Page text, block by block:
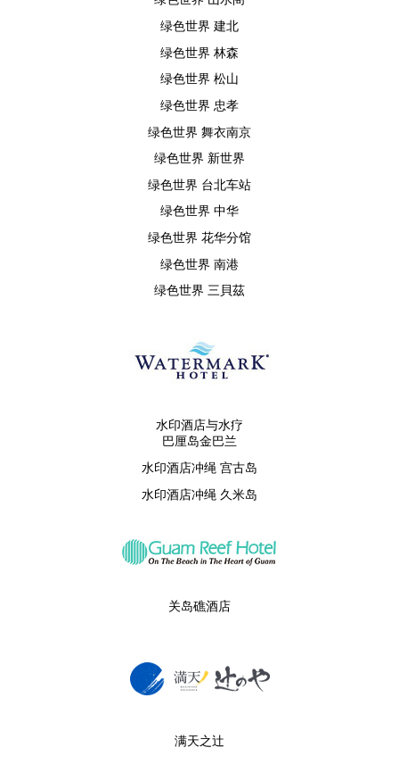
绿色世界 建北
绿色世界 林森
绿色世界 松山
绿色世界 忠孝
绿色世界 舞衣南京
绿色世界 新世界
绿色世界 台北车站
绿色世界 中华
绿色世界 花华分馆
绿色世界 南港
绿色世界 三貝茲
水印酒店与水疗
巴厘岛金巴兰
水印酒店冲绳 宫古岛
水印酒店冲绳 久米岛
关岛礁酒店
满天之辻